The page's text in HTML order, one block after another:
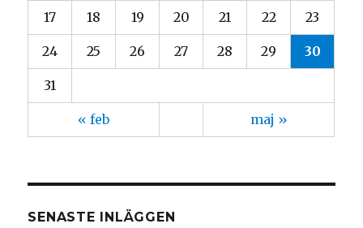
« feb maj »
17 18 19 20 21 22 23
24 25 26 27 28 29 30
31
SENASTE INLÄGGEN